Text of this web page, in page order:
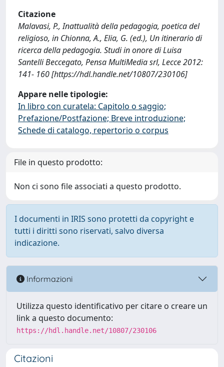
Citazione
Malavasi, P., Inattualità della pedagogia, poetica del
religioso, in Chionna, A., Elia, G. (ed.), Un itinerario di
ricerca della pedagogia. Studi in onore di Luisa
Santelli Beccegato, Pensa MultiMedia srl, Lecce 2012:
141- 160 [https://hdl.handle.net/10807/230106]
Appare nelle tipologie:
In libro con curatela: Capitolo o saggio;
Prefazione/Postfazione; Breve introduzione;
Schede di catalogo, repertorio o corpus
File in questo prodotto:
Non ci sono file associati a questo prodotto.
I documenti in IRIS sono protetti da copyright e
tutti i diritti sono riservati, salvo diversa
indicazione.
Informazioni
Utilizza questo identificativo per citare o creare un
link a questo documento:
https://hdl.handle.net/10807/230106
Citazioni